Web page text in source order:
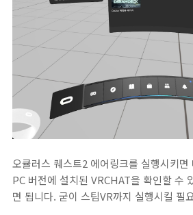
오큘러스 퀘스트2 에어링크를 실행시키
PC 버전에 설치된 VRCHAT을 확인할 수
면 됩니다. 굳이 스팀VR까지 실행시킬 필